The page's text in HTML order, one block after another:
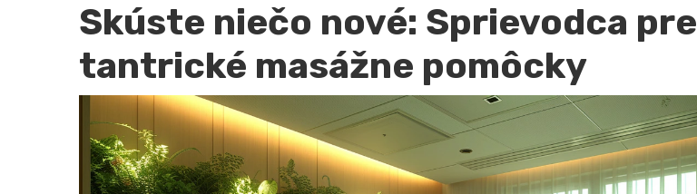
Skúste niečo nové: Sprievodca pre
tantrické masážne pomôcky